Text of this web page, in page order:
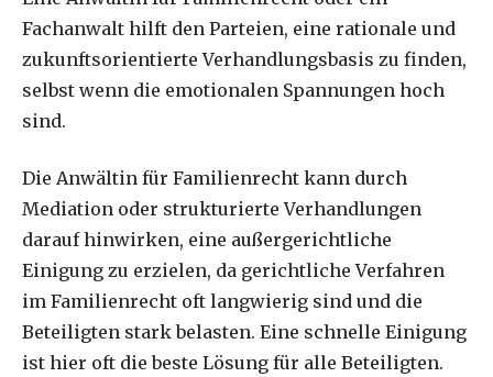
Fachanwalt hilft den Parteien, eine rationale und
zukunftsorientierte Verhandlungsbasis zu finden,
selbst wenn die emotionalen Spannungen hoch
sind.
Die Anwältin für Familienrecht kann durch
Mediation oder strukturierte Verhandlungen
darauf hinwirken, eine außergerichtliche
Einigung zu erzielen, da gerichtliche Verfahren
im Familienrecht oft langwierig sind und die
Beteiligten stark belasten. Eine schnelle Einigung
ist hier oft die beste Lösung für alle Beteiligten.